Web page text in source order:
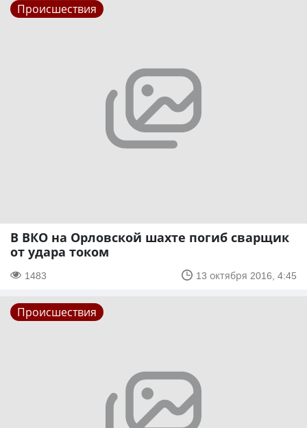
Происшествия
В ВКО на Орловской шахте погиб сварщик
от удара током
1483 13 октября 2016, 4:45
Происшествия